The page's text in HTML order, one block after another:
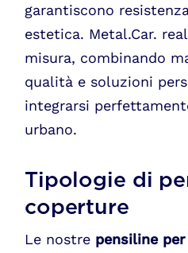
garantiscono
estetica. Metal.Car.
misura, combinando
qualità e soluzioni
integrarsi
urbano.
Tipologie di
coperture
Le nostre pensiline